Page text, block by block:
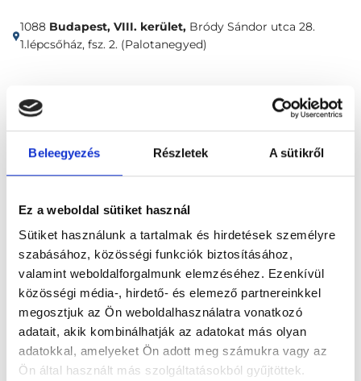
Beleegyezés Részletek A sütikről
Ez a weboldal sütiket használ
Sütiket használunk a tartalmak és hirdetések személyre
szabásához, közösségi funkciók biztosításához,
valamint weboldalforgalmunk elemzéséhez. Ezenkívül
közösségi média-, hirdető- és elemező partnereinkkel
megosztjuk az Ön weboldalhasználatra vonatkozó
adatait, akik kombinálhatják az adatokat más olyan
adatokkal, amelyeket Ön adott meg számukra vagy az
Ön által használt más szolgáltatásokból gyűjtöttek.
1088 Budapest, VIII. kerület, Bródy Sándor utca 28.
1.lépcsőház, fsz. 2. (Palotanegyed)
Vélemények
Foglalj időpontot
Összes szakterület
Főoldal Klinikák
Andrológus, Budapest, VIII. kerület